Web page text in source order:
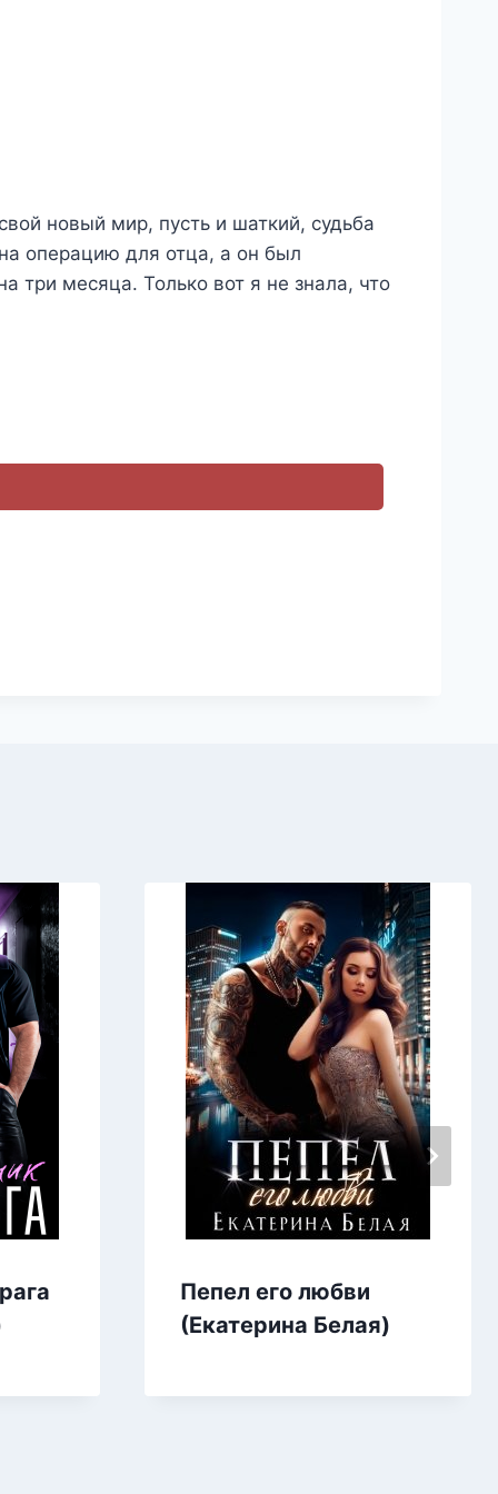
новый мир, пусть и шаткий, судьба
операцию для отца, а он был
три месяца. Только вот я не знала, что
Пепел его любви
(Екатерина Белая)